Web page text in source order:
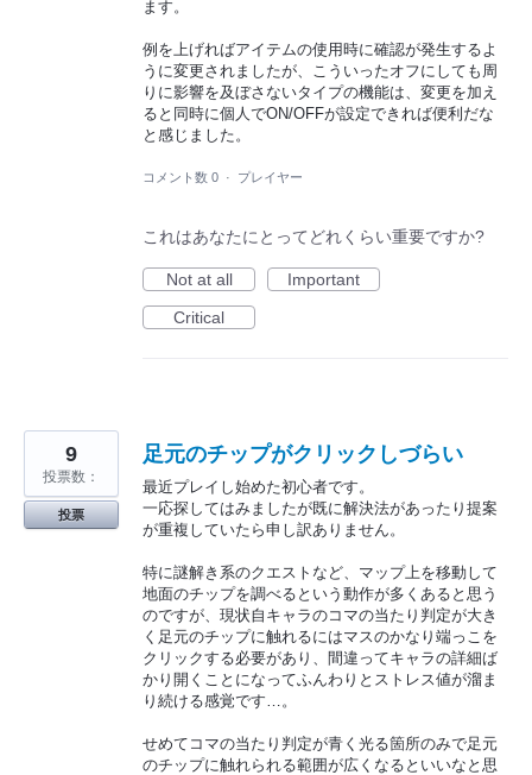
ます。
例を上げればアイテムの使用時に確認が発生するよ
うに変更されましたが、こういったオフにしても周
りに影響を及ぼさないタイプの機能は、変更を加え
ると同時に個人でON/OFFが設定できれば便利だな
と感じました。
コメント数 0 · プレイヤー
これはあなたにとってどれくらい重要ですか?
Not at all
Important
Critical
足元のチップがクリックしづらい
最近プレイし始めた初心者です。
一応探してはみましたが既に解決法があったり提案
が重複していたら申し訳ありません。
特に謎解き系のクエストなど、マップ上を移動して
地面のチップを調べるという動作が多くあると思う
のですが、現状自キャラのコマの当たり判定が大き
く足元のチップに触れるにはマスのかなり端っこを
クリックする必要があり、間違ってキャラの詳細ば
かり開くことになってふんわりとストレス値が溜ま
り続ける感覚です…。
せめてコマの当たり判定が青く光る箇所のみで足元
のチップに触れられる範囲が広くなるといいなと思
9
投票数：
投票